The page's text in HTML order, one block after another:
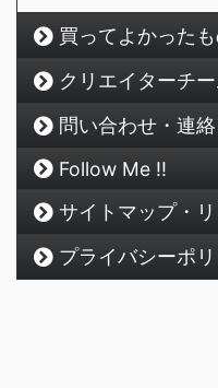
買ってよかった
クリエイターチ
問い合わせ・連
Follow Me !!
サイトマップ・
プライバシーポ